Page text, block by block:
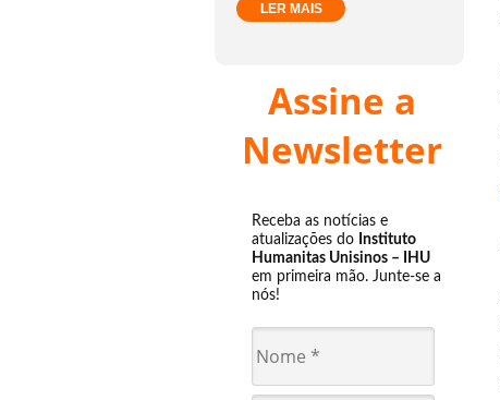
LER MAIS
Assine a
Newsletter
Receba as notícias e
atualizações do Instituto
Humanitas Unisinos – IHU
em primeira mão. Junte-se a
nós!